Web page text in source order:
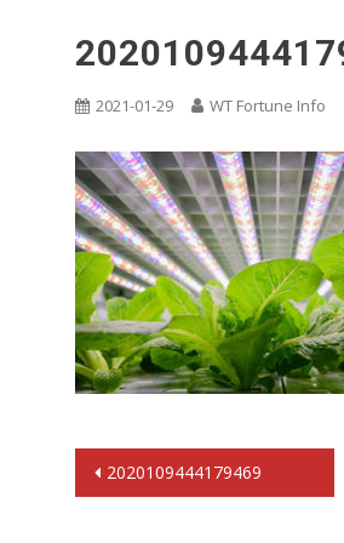
2021-01-29 WT Fortune Info
文
章
2020109444179469